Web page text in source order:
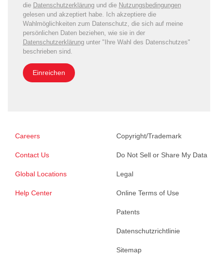
die Datenschutzerklärungund die Nutzungsbedingungen
gelesen und akzeptiert habe. Ich akzeptiere die
Wahlmöglichkeiten zum Datenschutz, die sich auf meine
persönlichen Daten beziehen, wie sie in der
Datenschutzerklärungunter "Ihre Wahl des Datenschutzes"
beschrieben sind.
Einreichen
Careers
Contact Us
Global Locations
Help Center
Copyright/Trademark
Do Not Sell or Share My Data
Legal
Online Terms of Use
Patents
Datenschutzrichtlinie
Sitemap